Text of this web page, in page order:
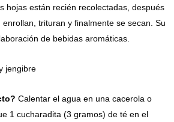
hojas están recién recolectadas, después
trituran y finalmente se secan. Su
de bebidas aromáticas.
jengibre
Calentar el agua en una cacerola o
1 cucharadita (3 gramos) de té en el